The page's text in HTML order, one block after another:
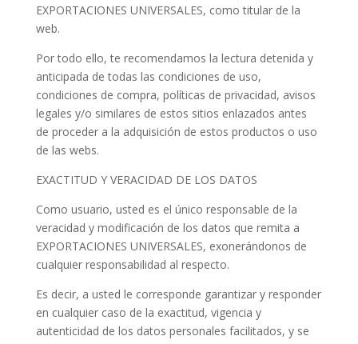
EXPORTACIONES UNIVERSALES, como titular de la
web.
Por todo ello, te recomendamos la lectura detenida y
anticipada de todas las condiciones de uso,
condiciones de compra, políticas de privacidad, avisos
legales y/o similares de estos sitios enlazados antes
de proceder a la adquisición de estos productos o uso
de las webs.
EXACTITUD Y VERACIDAD DE LOS DATOS
Como usuario, usted es el único responsable de la
veracidad y modificación de los datos que remita a
EXPORTACIONES UNIVERSALES, exonerándonos de
cualquier responsabilidad al respecto.
Es decir, a usted le corresponde garantizar y responder
en cualquier caso de la exactitud, vigencia y
autenticidad de los datos personales facilitados, y se